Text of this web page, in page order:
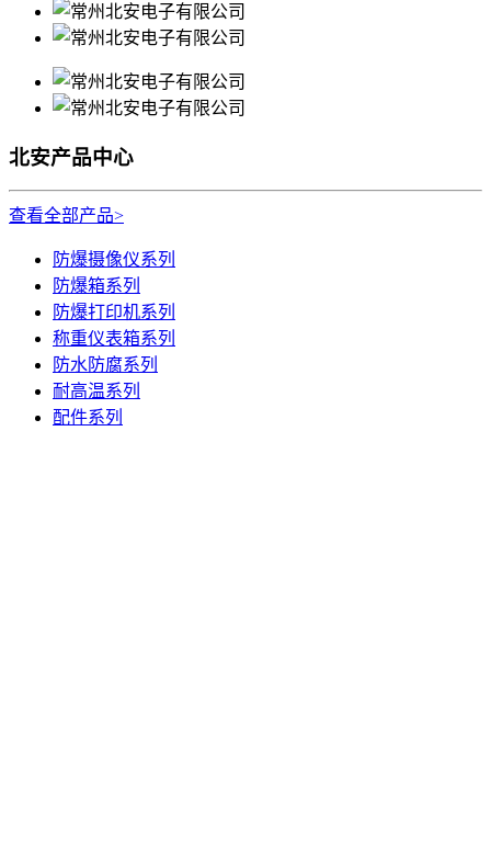
北安产品中心
查看全部产品>
防爆摄像仪系列
防爆箱系列
防爆打印机系列
称重仪表箱系列
防水防腐系列
耐高温系列
配件系列